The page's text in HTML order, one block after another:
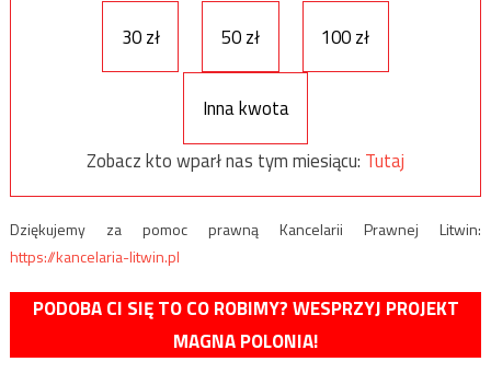
30 zł
50 zł 100 zł
Inna kwota
Zobacz kto wparł nas tym miesiącu: Tutaj
Dziękujemy za pomoc prawną Kancelarii Prawnej Litwin:
https://kancelaria-litwin.pl
PODOBA CI SIĘ TO CO ROBIMY? WESPRZYJ PROJEKT
MAGNA POLONIA!